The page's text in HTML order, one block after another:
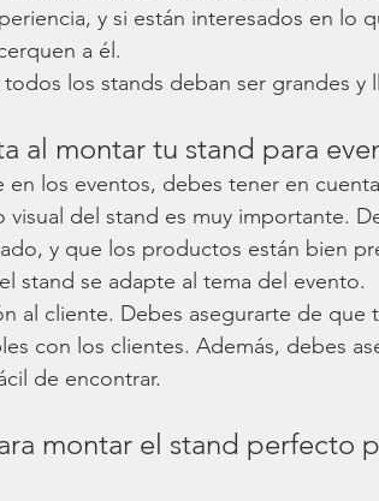
y si están interesados en lo
a él.
los stands deban ser grandes y
al montar tu stand para
los eventos, debes tener en
del stand es muy importante.
y que los productos están bien
stand se adapte al tema del evento.
al cliente. Debes asegurarte de que
con los clientes. Además, debes
de encontrar.
montar el stand perfecto